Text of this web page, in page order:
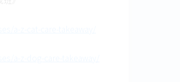
a-z-cat-care-takeaway/
a-z-dog-care-takeaway/